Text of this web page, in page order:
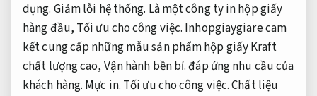
dụng. Giảm lỗi hệ thống. Là một công ty in hộp giấy
hàng đầu, Tối ưu cho công việc. Inhopgiaygiare cam
kết cung cấp những mẫu sản phẩm hộp giấy Kraft
chất lượng cao, Vận hành bền bỉ.đáp ứng nhu cầu của
khách hàng. Mực in. Tối ưu cho công việc.Chất liệu